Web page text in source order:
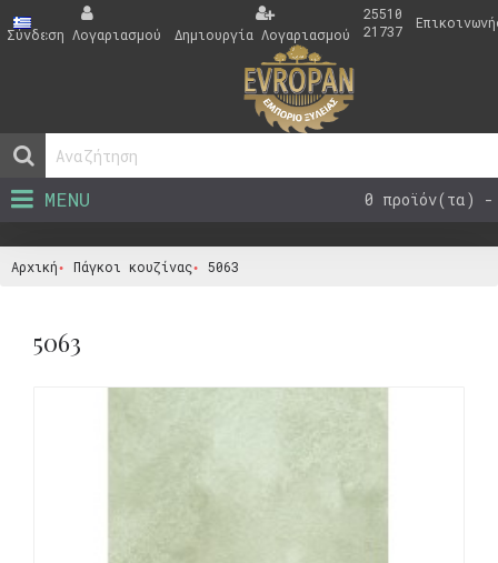
Σύνδεση Λογαριασμού Δημιουργία Λογαριασμού
25510
21737
0 προϊόν(τα) -
MENU
Αρχική Πάγκοι κουζίνας 5063
5063